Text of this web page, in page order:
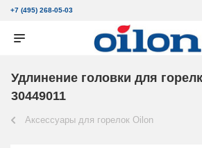
+7 (495) 268-05-03
Удлинение головки для
30449011
Аксессуары для горелок Oilon